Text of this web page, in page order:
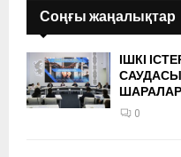
Соңғы жаңалықтар
ІШКІ
0